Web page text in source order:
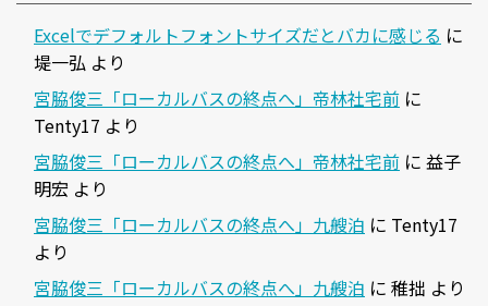
Excelでデフォルトフォントサイズだとバカに感じる に
堤一弘 より
宮脇俊三「ローカルバスの終点へ」帝林社宅前 に
Tenty17 より
宮脇俊三「ローカルバスの終点へ」帝林社宅前 に 益子
明宏 より
宮脇俊三「ローカルバスの終点へ」九艘泊 に Tenty17
より
宮脇俊三「ローカルバスの終点へ」九艘泊 に 稚拙 より